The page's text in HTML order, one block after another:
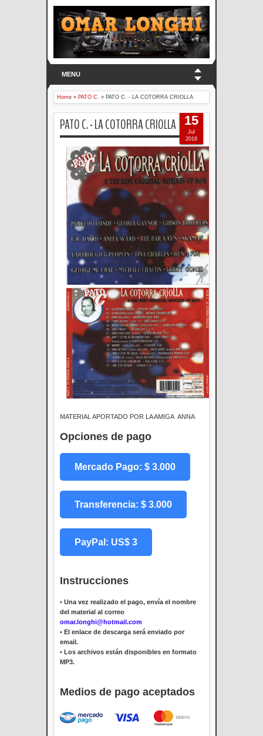
MENU
Home » PATO C. » PATO C. - LA COTORRA CRIOLLA
PATO C. - LA COTORRA CRIOLLA
MATERIAL APORTADO POR LA AMIGA ANNA
Opciones de pago
Mercado Pago: $ 3.000
Transferencia: $ 3.000
PayPal: US$ 3
Instrucciones
• Una vez realizado el pago, envía el nombre
del material al correo
omar.longhi@hotmail.com
• El enlace de descarga será enviado por
email.
• Los archivos están disponibles en formato
MP3.
Medios de pago aceptados
15
Jul
2016